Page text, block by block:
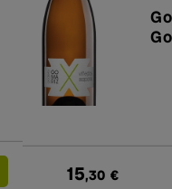
15,30 €